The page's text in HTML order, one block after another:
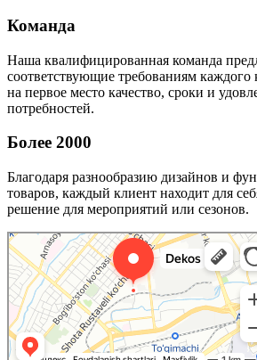
Команда
Наша квалифицированная команда
соответствующие требованиям
на первое место качество, сроки и
потребностей.
Более 2000
Благодаря разнообразию дизайнов и
товаров, каждый клиент находит для
решение для мероприятий или сезонов.